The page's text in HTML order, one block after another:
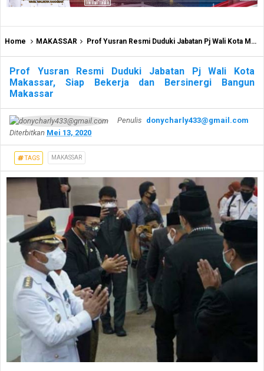
Home MAKASSAR Prof Yusran Resmi Duduki Jabatan Pj Wali Kota Makassar, Siap Bekerja dan Bersinergi Bangun Makassar
Prof Yusran Resmi Duduki Jabatan Pj Wali Kota
Makassar, Siap Bekerja dan Bersinergi Bangun
Makassar
Penulis donycharly433@gmail.com
Diterbitkan Mei 13, 2020
TAGS MAKASSAR